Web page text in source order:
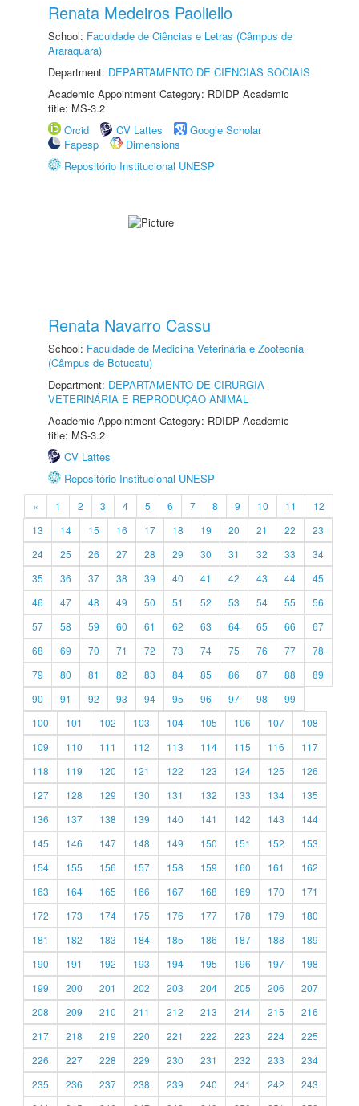
Renata Medeiros Paoliello
School: Faculdade de Ciências e Letras (Câmpus de
Araraquara)
Department: DEPARTAMENTO DE CIÊNCIAS SOCIAIS
Academic Appointment Category: RDIDP Academic
title: MS-3.2
Orcid
CV Lattes
Google Scholar
Fapesp
Dimensions
Repositório Institucional UNESP
Renata Navarro Cassu
School: Faculdade de Medicina Veterinária e Zootecnia
(Câmpus de Botucatu)
Department: DEPARTAMENTO DE CIRURGIA
VETERINÁRIA E REPRODUÇÃO ANIMAL
Academic Appointment Category: RDIDP Academic
title: MS-3.2
CV Lattes
Repositório Institucional UNESP
« 1 2 3 4 5 6 7 8 9 10 11
12
13
14 15 16 17 18 19 20 21 22
23
24
25 26 27 28 29 30 31 32 33
34
35
36 37 38 39 40 41 42 43 44
45
46
47 48 49 50 51 52 53 54 55
56
57
58 59 60 61 62 63 64 65 66
67
68
69 70 71 72 73 74 75 76 77
78
79
80 81 82 83 84 85 86 87 88
89
90
91 92 93 94 95 96 97 98
99
100
101 102 103 104 105 106 107
108
109
110 111 112 113 114 115 116
117
118
119 120 121 122 123 124 125
126
127
128 129 130 131 132 133 134
135
136
137 138 139 140 141 142 143
144
145
146 147 148 149 150 151 152
153
154
155 156 157 158 159 160 161
162
163
164 165 166 167 168 169 170
171
172
173 174 175 176 177 178 179
180
181
182 183 184 185 186 187 188
189
190
191 192 193 194 195 196 197
198
199
200 201 202 203 204 205 206
207
208
209 210 211 212 213 214 215
216
217
218 219 220 221 222 223 224
225
226
227 228 229 230 231 232 233
234
235
236 237 238 239 240 241 242
243